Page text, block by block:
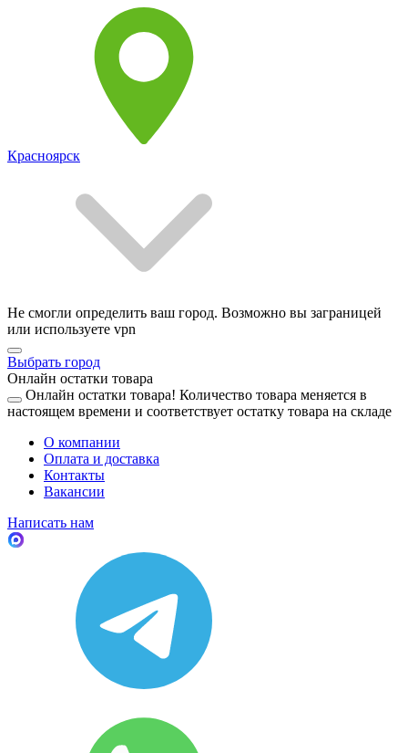
Красноярск
Не смогли определить ваш город. Возможно вы заграницей
или используете vpn
Выбрать город
Онлайн остатки товара
Онлайн остатки товара! Количество товара меняется в
настоящем времени и соответствует остатку товара на складе
О компании
Оплата и доставка
Контакты
Вакансии
Написать нам